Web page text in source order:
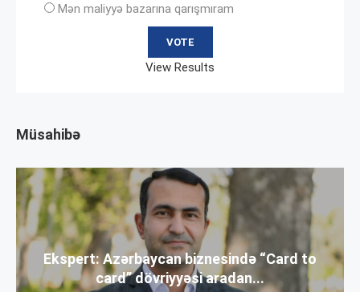
Mən maliyyə bazarına qarışmıram
View Results
Müsahibə
Ekspert: Azərbaycan biznesində “Card to
card” dövriyyəsi aradan...